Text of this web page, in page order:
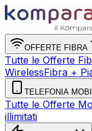
OFFERTE FIBRA
Tutte le Offerte
WirelessFibra +
TELEFONIA
Tutte le Offerte
illimitati